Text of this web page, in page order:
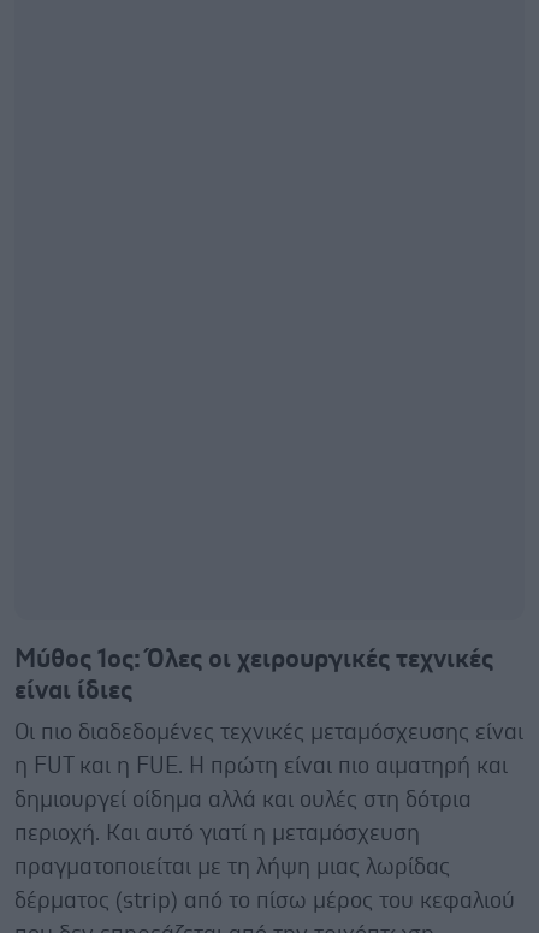
Μύθος 1ος: Όλες οι χειρουργικές τεχνικές
είναι ίδιες
Οι πιο διαδεδομένες τεχνικές μεταμόσχευσης είναι
η FUT και η FUE. Η πρώτη είναι πιο αιματηρή και
δημιουργεί οίδημα αλλά και ουλές στη δότρια
περιοχή. Και αυτό γιατί η μεταμόσχευση
πραγματοποιείται με τη λήψη μιας λωρίδας
δέρματος (strip) από το πίσω μέρος του κεφαλιού